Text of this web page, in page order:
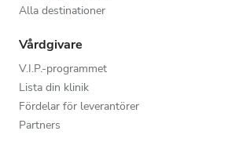
Alla destinationer
Vårdgivare
V.I.P.-programmet
Lista din klinik
Fördelar för leverantörer
Partners